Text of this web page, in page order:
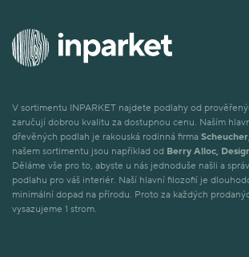
V sortimentu INPARKET najdete podlahy od
zaručují dobrou kvalitu za dostupnou cenu. Naším
dřevěných podlah je rakouská rodinná firma Scheucher
našem sortimentu jsou například od Berry Alloc,
Děláme vše pro to, abyste u nás jednoduše našli a
podlahu pro váš interiér. Naší hlavní filozofií je
minimální dopad na přírodu. Proto za každých
vysazujeme 1 strom.